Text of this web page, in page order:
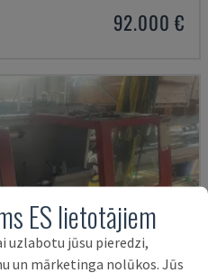
92.000 €
ES lietotājiem
uzlabotu jūsu pieredzi,
un mārketinga nolūkos. Jūs